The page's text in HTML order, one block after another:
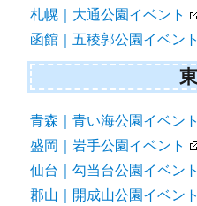
ン
札幌｜大通公園イベント
函館｜五稜郭公園イベント
青森｜青い海公園イベント
盛岡｜岩手公園イベント
仙台｜勾当台公園イベント
郡山｜開成山公園イベント